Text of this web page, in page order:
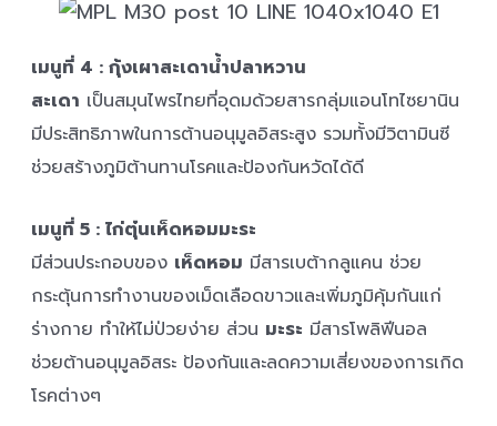
เมนูที่ 4 : กุ้งเผาสะเดาน้ำปลาหวาน
สะเดา เป็นสมุนไพรไทยที่อุดมด้วยสารกลุ่มแอนโทไซยานิน
มีประสิทธิภาพในการต้านอนุมูลอิสระสูง รวมทั้งมีวิตามินซี
ช่วยสร้างภูมิต้านทานโรคและป้องกันหวัดได้ดี
เมนูที่ 5 : ไก่ตุ๋นเห็ดหอมมะระ
มีส่วนประกอบของ เห็ดหอม มีสารเบต้ากลูแคน ช่วย
กระตุ้นการทำงานของเม็ดเลือดขาวและเพิ่มภูมิคุ้มกันแก่
ร่างกาย ทำให้ไม่ป่วยง่าย ส่วน มะระ มีสารโพลิฟีนอล
ช่วยต้านอนุมูลอิสระ ป้องกันและลดความเสี่ยงของการเกิด
โรคต่างๆ